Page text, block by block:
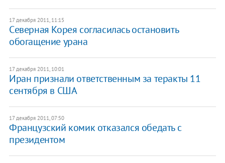
17 декабря 2011, 11:15
Cеверная Корея согласилась остановить
обогащение урана
17 декабря 2011, 10:01
Иран признали ответственным за теракты 11
сентября в США
17 декабря 2011, 07:50
Французский комик отказался обедать с
президентом